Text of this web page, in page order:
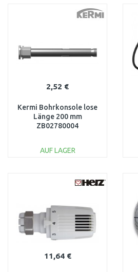
2,52 €
Kermi Bohrkonsole lose
Länge 200 mm
ZB02780004
AUF LAGER
11,64 €